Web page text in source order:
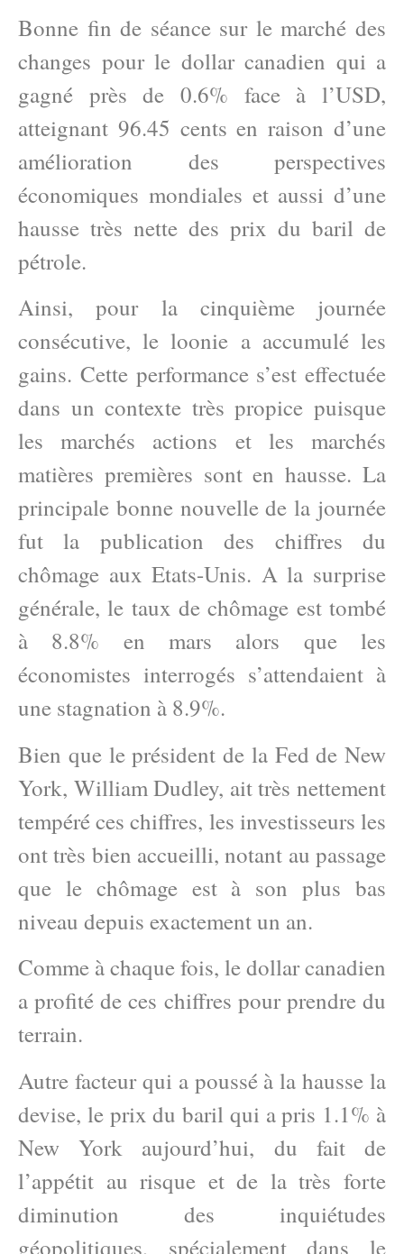
Bonne fin de séance sur le marché des
changes pour le dollar canadien qui a
gagné près de 0.6% face à l’USD,
atteignant 96.45 cents en raison d’une
amélioration des perspectives
économiques mondiales et aussi d’une
hausse très nette des prix du baril de
pétrole.
Ainsi, pour la cinquième journée
consécutive, le loonie a accumulé les
gains. Cette performance s’est effectuée
dans un contexte très propice puisque
les marchés actions et les marchés
matières premières sont en hausse. La
principale bonne nouvelle de la journée
fut la publication des chiffres du
chômage aux Etats-Unis. A la surprise
générale, le taux de chômage est tombé
à 8.8% en mars alors que les
économistes interrogés s’attendaient à
une stagnation à 8.9%.
Bien que le président de la Fed de New
York, William Dudley, ait très nettement
tempéré ces chiffres, les investisseurs les
ont très bien accueilli, notant au passage
que le chômage est à son plus bas
niveau depuis exactement un an.
Comme à chaque fois, le dollar canadien
a profité de ces chiffres pour prendre du
terrain.
Autre facteur qui a poussé à la hausse la
devise, le prix du baril qui a pris 1.1% à
New York aujourd’hui, du fait de
l’appétit au risque et de la très forte
diminution des inquiétudes
géopolitiques, spécialement dans le